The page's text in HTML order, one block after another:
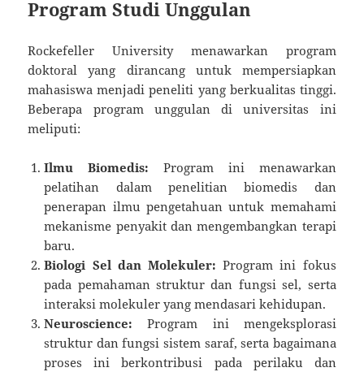
Program Studi Unggulan
Rockefeller University menawarkan program
doktoral yang dirancang untuk mempersiapkan
mahasiswa menjadi peneliti yang berkualitas tinggi.
Beberapa program unggulan di universitas ini
meliputi:
Ilmu Biomedis: Program ini menawarkan
pelatihan dalam penelitian biomedis dan
penerapan ilmu pengetahuan untuk memahami
mekanisme penyakit dan mengembangkan terapi
baru.
Biologi Sel dan Molekuler: Program ini fokus
pada pemahaman struktur dan fungsi sel, serta
interaksi molekuler yang mendasari kehidupan.
Neuroscience: Program ini mengeksplorasi
struktur dan fungsi sistem saraf, serta bagaimana
proses ini berkontribusi pada perilaku dan